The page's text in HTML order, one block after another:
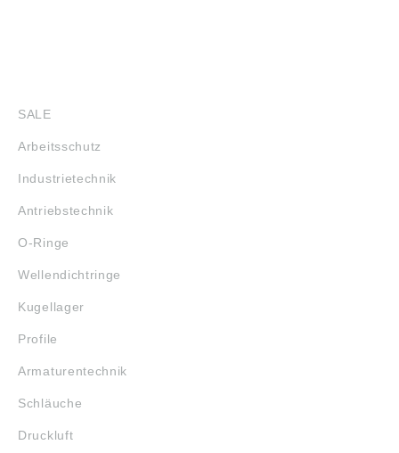
SALE
Arbeitsschutz
Industrietechnik
Antriebstechnik
O-Ringe
Wellendichtringe
Kugellager
Profile
Armaturentechnik
Schläuche
Druckluft